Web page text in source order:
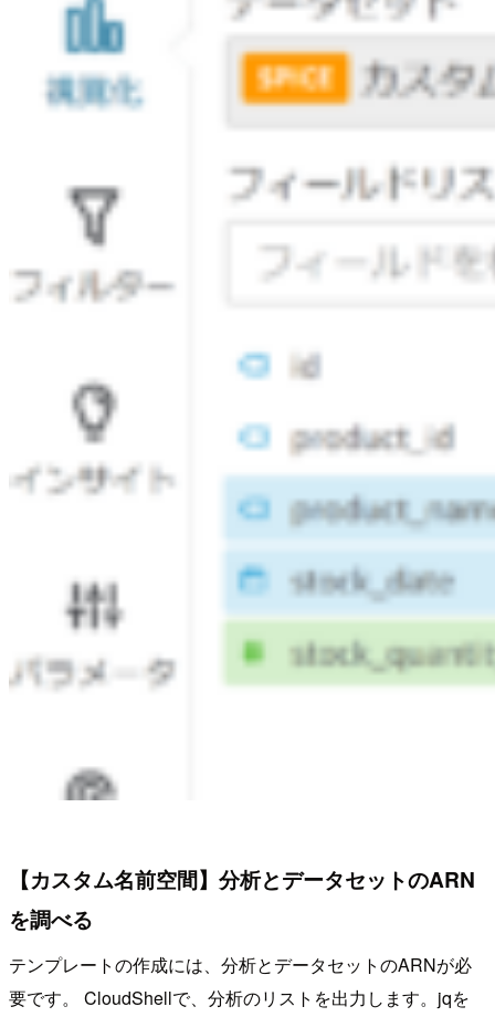
【カスタム名前空間】分析とデータセットのARN
を調べる
テンプレートの作成には、分析とデータセットのARNが必
要です。 CloudShellで、分析のリストを出力します。jqを